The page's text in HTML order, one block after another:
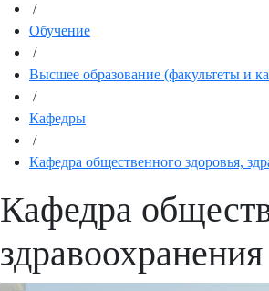
/
Обучение
/
Высшее образование (факультеты и
/
Кафедры
/
Кафедра общественного здоровья,
Кафедра